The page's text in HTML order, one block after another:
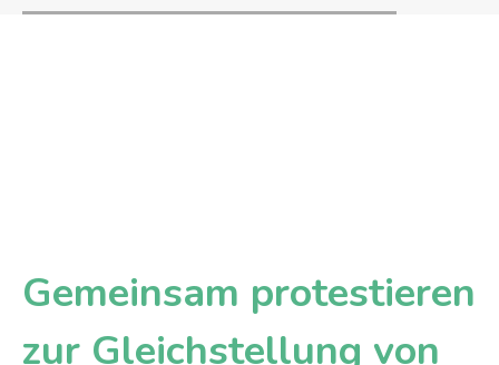
Gemeinsam protestieren
zur Gleichstellung von